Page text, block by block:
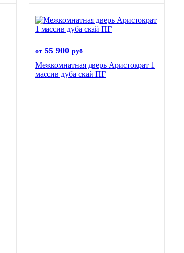
от 55 900 руб
Межкомнатная дверь Аристократ 1
массив дуба скай ПГ